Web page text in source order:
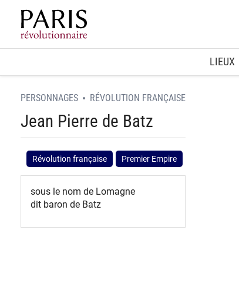
Home
LIEUX
PERSONNAGES RÉVOLUTION FRANÇAISE
Jean Pierre de Batz
Révolution française Premier Empire
sous le nom de Lomagne
dit baron de Batz